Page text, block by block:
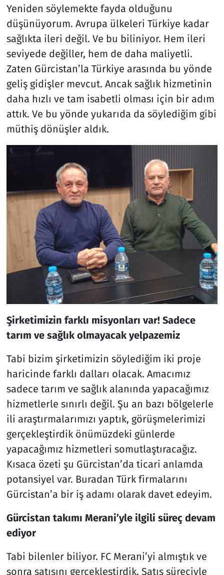
Yeniden söylemekte fayda olduğunu
düşünüyorum. Avrupa ülkeleri Türkiye kadar
sağlıkta ileri değil. Ve bu biliniyor. Hem ileri
seviyede değiller, hem de daha maliyetli.
Zaten Gürcistan’la Türkiye arasında bu yönde
geliş gidişler mevcut. Ancak sağlık hizmetinin
daha hızlı ve tam isabetli olması için bir adım
attık. Ve bu yönde yukarıda da söylediğim gibi
müthiş dönüşler aldık.
Şirketimizin farklı misyonları var! Sadece
tarım ve sağlık olmayacak yelpazemiz
Tabi bizim şirketimizin söylediğim iki proje
haricinde farklı dalları olacak. Amacımız
sadece tarım ve sağlık alanında yapacağımız
hizmetlerle sınırlı değil. Şu an bazı bölgelerle
ili araştırmalarımızı yaptık, görüşmelerimizi
gerçekleştirdik önümüzdeki günlerde
yapacağımız hizmetleri somutlaştıracağız.
Kısaca özeti şu Gürcistan’da ticari anlamda
potansiyel var. Buradan Türk firmalarını
Gürcistan’a bir iş adamı olarak davet edeyim.
Gürcistan takımı Merani’yle ilgili süreç devam
ediyor
Tabi bilenler biliyor. FC Merani’yi almıştık ve
sonra satışını gerçekleştirdik. Satış süreciyle